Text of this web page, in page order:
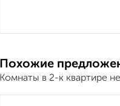
Похожие
Комнаты в 2-к квартире